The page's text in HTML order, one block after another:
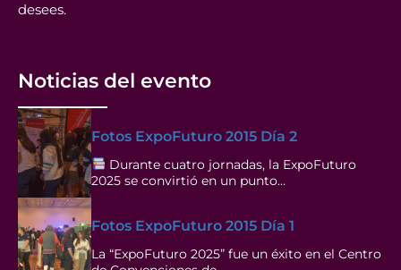
desees.
Noticias del evento
Fotos ExpoFuturo 2015 Día 2
Durante cuatro jornadas, la ExpoFuturo
2025 se convirtió en un punto…
Fotos ExpoFuturo 2015 Día 1
La “ExpoFuturo 2025” fue un éxito en el Centro